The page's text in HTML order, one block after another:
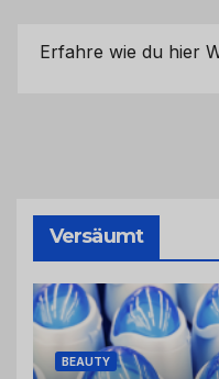
Erfahre wie du hier
Versäumt
BEAUTY